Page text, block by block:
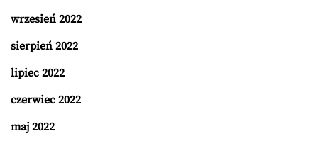
wrzesień 2022
sierpień 2022
lipiec 2022
czerwiec 2022
maj 2022